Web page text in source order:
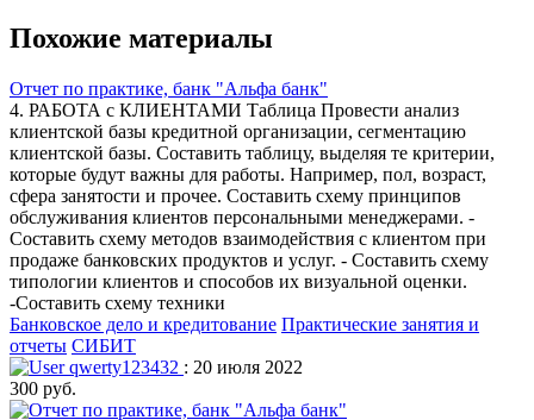
Похожие материалы
Отчет по практике, банк "Альфа банк"
4. РАБОТА с КЛИЕНТАМИ Таблица Провести анализ
клиентской базы кредитной организации, сегментацию
клиентской базы. Составить таблицу, выделяя те критерии,
которые будут важны для работы. Например, пол, возраст,
сфера занятости и прочее. Составить схему принципов
обслуживания клиентов персональными менеджерами. -
Составить схему методов взаимодействия с клиентом при
продаже банковских продуктов и услуг. - Составить схему
типологии клиентов и способов их визуальной оценки.
-Составить схему техники
Банковское дело и кредитование Практические занятия и
отчеты СИБИТ
qwerty123432 : 20 июля 2022
300 руб.